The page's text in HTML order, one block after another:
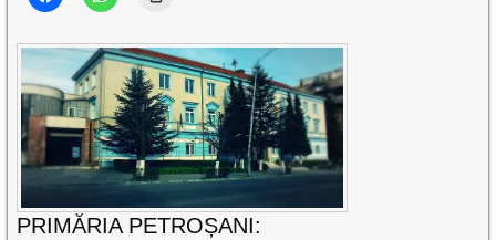
PRIMĂRIA PETROȘANI: